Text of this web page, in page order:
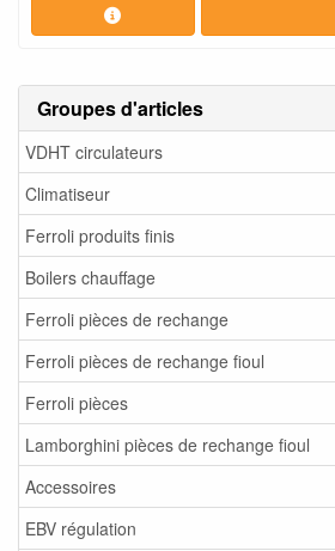
Groupes d'articles
VDHT circulateurs
Climatiseur
Ferroli produits finis
Boilers chauffage
Ferroli pièces de rechange
Ferroli pièces de rechange fioul
Ferroli pièces
Lamborghini pièces de rechange fioul
Accessoires
EBV régulation